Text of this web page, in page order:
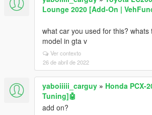
Lounge 2020 [Add-On |
what car you used for this? whats
model in gta v
Ver contexto
26 de abril de 2022
yaboiiiii_carguy » Honda PCX-
Tuning]🤖
add on?